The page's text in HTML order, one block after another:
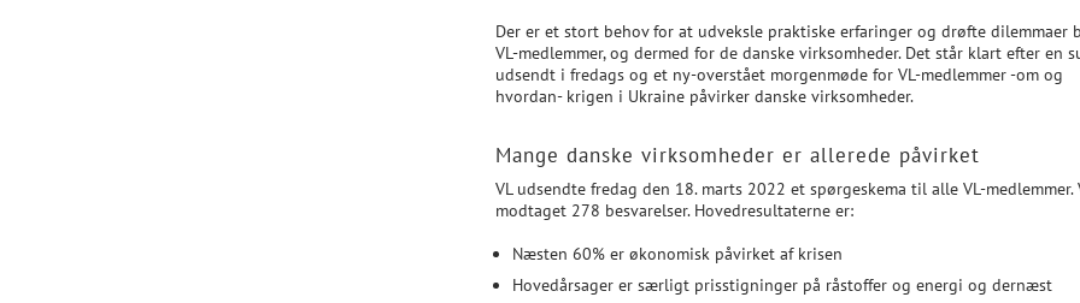
Der er et stort behov for at udveksle praktiske erfaringer og drøfte dilemmaer
VL-medlemmer, og dermed for de danske virksomheder. Det står klart efter en
udsendt i fredags og et ny-overstået morgenmøde for VL-medlemmer -om og
hvordan- krigen i Ukraine påvirker danske virksomheder.
Mange danske virksomheder er allerede påvirket
VL udsendte fredag den 18. marts 2022 et spørgeskema til alle VL-medlemmer.
modtaget 278 besvarelser. Hovedresultaterne er:
Næsten 60% er økonomisk påvirket af krisen
Hovedårsager er særligt prisstigninger på råstoffer og energi og dernæst